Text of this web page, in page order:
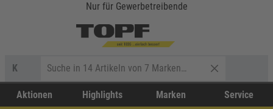
Nur für Gewerbetreibende
K
Aktionen Highlights Marken Service